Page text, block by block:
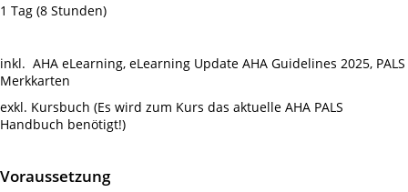
1 Tag (8 Stunden)
inkl. AHA eLearning, eLearning Update AHA Guidelines 2025, PALS
Merkkarten
exkl. Kursbuch (Es wird zum Kurs das aktuelle AHA PALS
Handbuch benötigt!)
Voraussetzung